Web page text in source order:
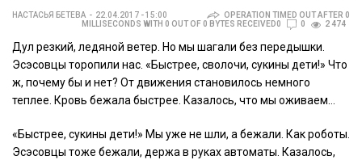
НАСТАСЬЯ БЕТЕВА 22.04.2017 - 15:00
OPERATION TIMED OUT AFTER 0
MILLISECONDS WITH 0 OUT OF 0 BYTES RECEIVED0
0 2 474
Дул резкий, ледяной ветер. Но мы шагали без передышки.
Эсэсовцы торопили нас. «Быстрее, сволочи, сукины дети!» Что
ж, почему бы и нет? От движения становилось немного
теплее. Кровь бежала быстрее. Казалось, что мы оживаем…
«Быстрее, сукины дети!» Мы уже не шли, а бежали. Как роботы.
Эсэсовцы тоже бежали, держа в руках автоматы. Казалось,